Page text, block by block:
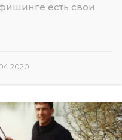
есть свои
0
2